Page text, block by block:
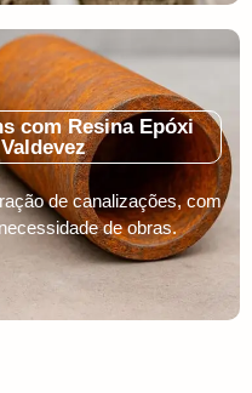
com Resina Epóxi
de canalizações, com
de obras.